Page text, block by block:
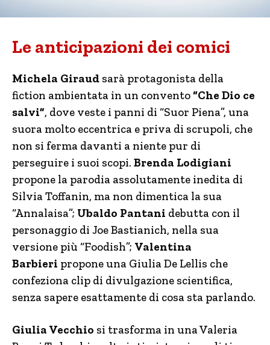
Le anticipazioni dei comici
Michela Giraud sarà protagonista della
fiction ambientata in un convento“Che Dio ce
salvi”, dove veste i panni di “Suor Piena”, una
suora molto eccentrica e priva di scrupoli, che
non si ferma davanti a niente pur di
perseguire i suoi scopi. Brenda Lodigiani
propone la parodia assolutamente inedita di
Silvia Toffanin, ma non dimentica la sua
“Annalaisa”; Ubaldo Pantani debutta con il
personaggio di Joe Bastianich, nella sua
versione più “Foodish”; Valentina
Barbieri propone una Giulia De Lellis che
confeziona clip di divulgazione scientifica,
senza sapere esattamente di cosa sta parlando.
Giulia Vecchio si trasforma in una Valeria